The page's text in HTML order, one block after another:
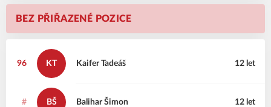
BEZ PŘIŘAZENÉ POZICE
96 KT Tadeáš
Kaifer 12 let
# BŠ Šimon
Balihar 12 let